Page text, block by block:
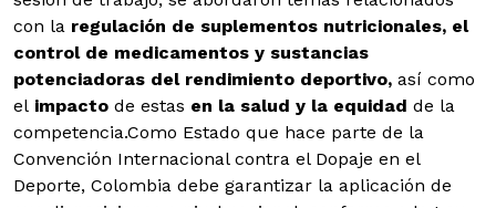
con la regulación de suplementos nutricionales, el
control de medicamentos y sustancias
potenciadoras del rendimiento deportivo, así como
el impacto de estas en la salud y la equidad de la
competencia.Como Estado que hace parte de la
Convención Internacional contra el Dopaje en el
Deporte, Colombia debe garantizar la aplicación de